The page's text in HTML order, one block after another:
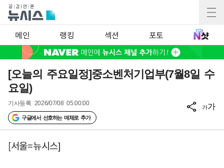
메인 랭킹 섹션 포토
[오늘의 주요일정]중소벤처기업부(7월8일 수
요일)
기사등록 2026/07/08 05:00:00
구글에서 선호하는 매체로 추가
가가
[서울=뉴시스]